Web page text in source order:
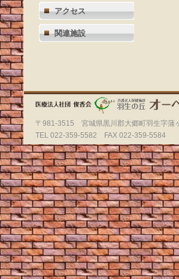
アクセス
関連施設
〒981-3515 宮城県黒川郡大郷町羽生字蒲
TEL 022-359-5582 FAX 022-359-5584